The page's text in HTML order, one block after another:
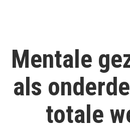
weken
een
blijvende
leefstijl”
Mentale
als
totale